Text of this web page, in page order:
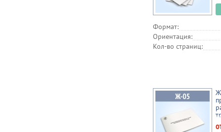
Формат:
Ориентация:
Кол-во страниц: